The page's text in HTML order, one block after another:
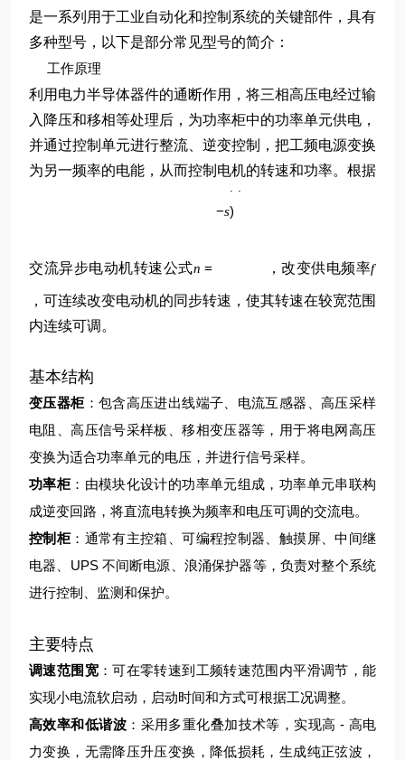
是一系列用于工业自动化和控制系统的关键部件，具有
多种型号，以下是部分常见型号的简介：
工作原理
利用电力半导体器件的通断作用，将三相高压电经过输
入降压和移相等处理后，为功率柜中的功率单元供电，
并通过控制单元进行整流、逆变控制，把工频电源变换
为另一频率的电能，从而控制电机的转速和功率。根据
交流异步电动机转速公式n =
p
−s)
，改变供电频率f
，可连续改变电动机的同步转速，使其转速在较宽范围
内连续可调。
基本结构
变压器柜：包含高压进出线端子、电流互感器、高压采样
电阻、高压信号采样板、移相变压器等，用于将电网高压
变换为适合功率单元的电压，并进行信号采样。
功率柜：由模块化设计的功率单元组成，功率单元串联构
成逆变回路，将直流电转换为频率和电压可调的交流电。
控制柜：通常有主控箱、可编程控制器、触摸屏、中间继
电器、UPS 不间断电源、浪涌保护器等，负责对整个系统
进行控制、监测和保护。
主要特点
调速范围宽：可在零转速到工频转速范围内平滑调节，能
实现小电流软启动，启动时间和方式可根据工况调整。
高效率和低谐波 ：采用多重化叠加技术等，实现高 - 高电
力变换，无需降压升压变换，降低损耗，生成纯正弦波，